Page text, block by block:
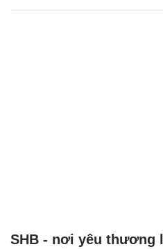
SHB - nơi yêu thương